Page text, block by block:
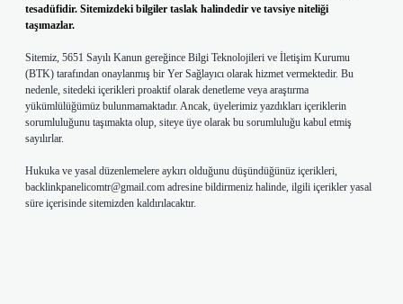
tesadüfidir. Sitemizdeki bilgiler taslak halindedir ve tavsiye niteliği
taşımazlar.
Sitemiz, 5651 Sayılı Kanun gereğince Bilgi Teknolojileri ve İletişim Kurumu
(BTK) tarafından onaylanmış bir Yer Sağlayıcı olarak hizmet vermektedir. Bu
nedenle, sitedeki içerikleri proaktif olarak denetleme veya araştırma
yükümlülüğümüz bulunmamaktadır. Ancak, üyelerimiz yazdıkları içeriklerin
sorumluluğunu taşımakta olup, siteye üye olarak bu sorumluluğu kabul etmiş
sayılırlar.
Hukuka ve yasal düzenlemelere aykırı olduğunu düşündüğünüz içerikleri,
backlinkpanelicomtr@gmail.com adresine bildirmeniz halinde, ilgili içerikler yasal
süre içerisinde sitemizden kaldırılacaktır.